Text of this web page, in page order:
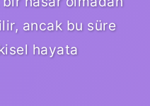
ancak bu süre
hayata